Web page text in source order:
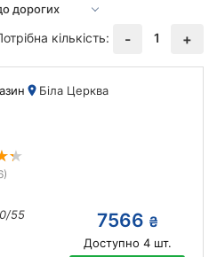
кількість:
- 1 +
Біла Церква
55
7566 ₴
Доступно 4шт.